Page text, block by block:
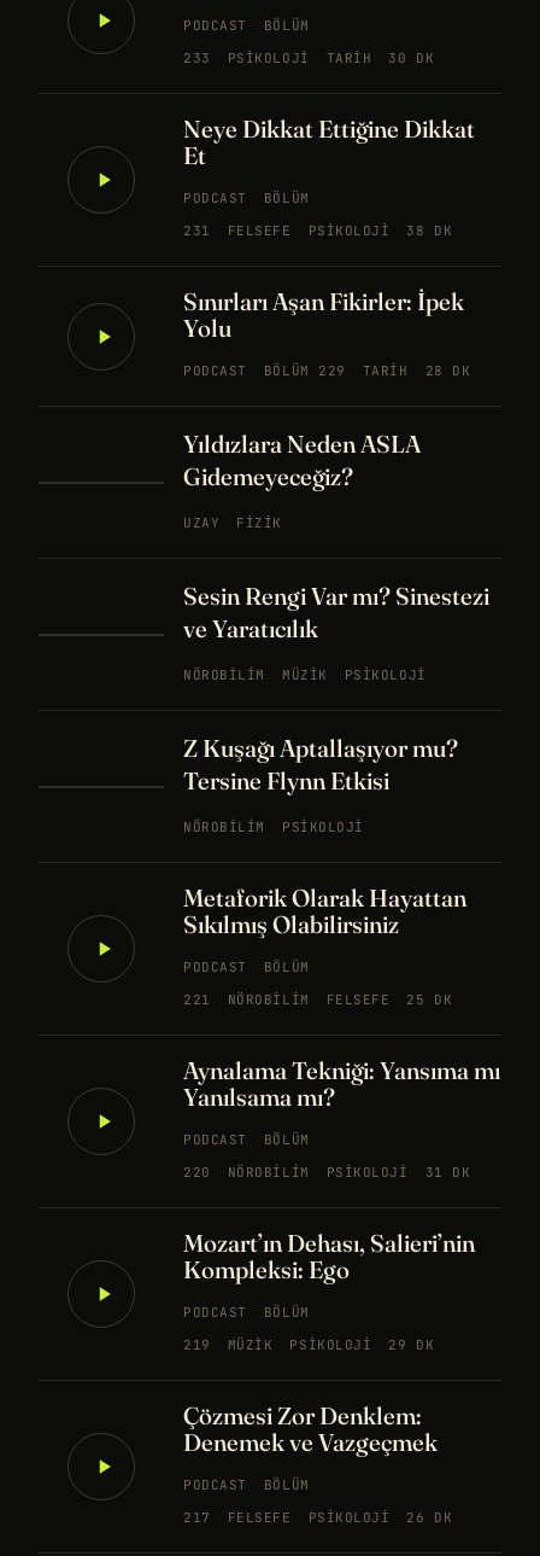
PODCAST
BÖLÜM
233
PSIKOLOJI TARIH 30 DK
Neye Dikkat Ettiğine Dikkat
Et
PODCAST
BÖLÜM
231
FELSEFE PSIKOLOJI 38 DK
Sınırları Aşan Fikirler: İpek
Yolu
PODCAST BÖLÜM 229 TARIH 28 DK
Yıldızlara Neden ASLA
Gidemeyeceğiz?
UZAY FIZIK
Sesin Rengi Var mı? Sinestezi
ve Yaratıcılık
NÖROBILIM MÜZIK PSIKOLOJI
Z Kuşağı Aptallaşıyor mu?
Tersine Flynn Etkisi
NÖROBILIM PSIKOLOJI
Metaforik Olarak Hayattan
Sıkılmış Olabilirsiniz
PODCAST
BÖLÜM
221
NÖROBILIM FELSEFE 25 DK
Aynalama Tekniği: Yansıma mı
Yanılsama mı?
PODCAST
BÖLÜM
220
NÖROBILIM PSIKOLOJI 31 DK
Mozart’ın Dehası, Salieri’nin
Kompleksi: Ego
PODCAST
BÖLÜM
219
MÜZIK PSIKOLOJI 29 DK
Çözmesi Zor Denklem:
Denemek ve Vazgeçmek
PODCAST
BÖLÜM
217
FELSEFE PSIKOLOJI 26 DK